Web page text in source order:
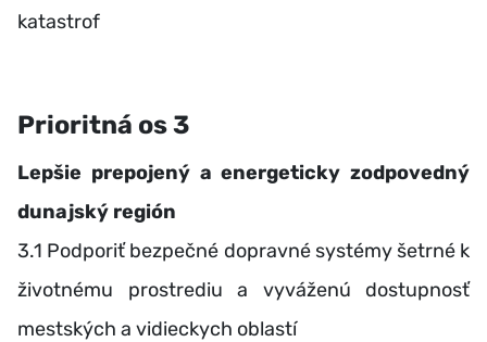
katastrof
Prioritná os 3
Lepšie prepojený a energeticky zodpovedný
dunajský región
3.1 Podporiť bezpečné dopravné systémy šetrné k
životnému prostrediu a vyváženú dostupnosť
mestských a vidieckych oblastí